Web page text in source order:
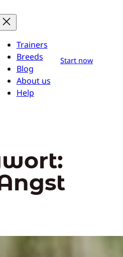
Trainers
Breeds
Blog
About us
Help
Start now